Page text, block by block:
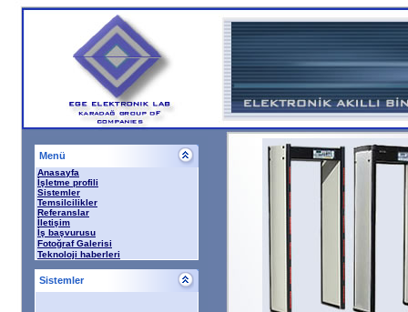
Menü
Anasayfa
İşletme profili
Sistemler
Temsilcilikler
Referanslar
İletişim
İş başvurusu
Fotoğraf Galerisi
Teknoloji haberleri
Sistemler